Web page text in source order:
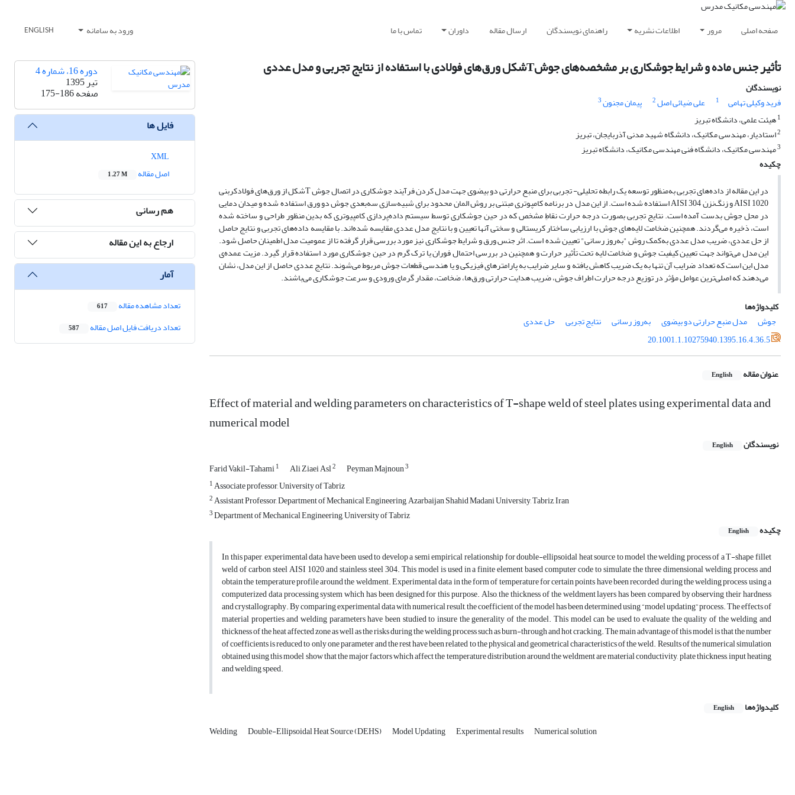
صفحه اصلی مرور اطلاعات نشریه راهنمای نویسندگان ارسال مقاله داوران تماس با ما ورود به سامانه ENGLISH
تأثیر جنس ماده و شرایط جوشکاری بر مشخصه‌های جوشTشکل ورق‌های فولادی با استفاده از نتایج تجربی و مدل عددی
نویسندگان
فرید وکیلی تهامی
1 علی ضیائی اصل2 پیمان مجنون3
1هیئت علمی، دانشگاه تبریز
2استادیار، مهندسی مکانیک، دانشگاه شهید مدنی آذربایجان، تبریز
3مهندسی مکانیک، دانشگاه فنی مهندسی مکانیک، دانشگاه تبریز
چکیده
در این مقاله از داده‌های تجربی به‌منظور توسعه یک رابطه تحلیلی- تجربی برای منبع حرارتی دو بیضوی جهت مدل کردن فرآیند جوشکاری در اتصال جوش Tشکل از ورق‌های فولاد‌کربنی
AISI 1020 و زنگ‌نزن AISI 304 استفاده شده است. از این مدل در برنامه کامپوتری مبتنی بر روش المان محدود برای شبیه‌سازی سه‌بعدی جوش دو ورق استفاده شده و میدان دمایی
در محل جوش بدست آمده است. نتایج تجربی بصورت درجه حرارت نقاطِ مشخص که در حین جوشکاری توسط سیستم داده‌پردازی کامپیوتری که بدین منظور طراحی و ساخته شده
است، ذخیره می‌گردند. همچنین ضخامت لایه‌های جوش با ارزیابی ساختار کریستالی و سختی آنها تعیین و با نتایج مدل عددی مقایسه شده‌اند. با مقایسه داده‌های تجربی و نتایج حاصل
از حل عددی، ضریب مدل عددی به‌کمک روش "به‌روز رسانی" تعیین شده است. اثر جنس ورق و شرایط جوشکاری نیز مورد بررسی قرار گرفته تا از عمومیت مدل اطمینان حاصل شود.
این مدل می‌تواند جهت تعیین کیفیت جوش و ضخامت لایه تحت تأثیر حرارت و همچنین در بررسی احتمال فوران یا ترک گرم در حین جوشکاری مورد استفاده قرار گیرد. مزیت عمده‌ی
مدل این است که تعداد ضرایب آن تنها به یک ضریب کاهش یافته و سایر ضرایب به پارامترهای فیزیکی و یا هندسی قطعات جوش مربوط می‌شوند. نتایج عددی حاصل از این مدل، نشان
می‌دهند که اصلی‌ترین عوامل مؤثر در توزیع درجه حرارت اطراف جوش، ضریب هدایت حرارتی ورق‌ها، ضخامت، مقدار گرمای ورودی و سرعت جوشکاری می‌باشند.
کلیدواژه‌ها
جوش
مدل منبع حرارتی دو بیضوی به‌روز رسانی نتایج تجربی
حل عددی
20.1001.1.10275940.1395.16.4.36.5
عنوان مقاله English
Effect of material and welding parameters on characteristics of T-shape weld of steel plates using experimental data and
numerical model
نویسندگان English
Farid Vakil-Tahami1 Ali Ziaei Asl2 Peyman Majnoun3
1Associate professor, University of Tabriz
2Assistant Professor, Department of Mechanical Engineering, Azarbaijan Shahid Madani University, Tabriz, Iran
3Department of Mechanical Engineering, University of Tabriz
چکیده
English
In this paper, experimental data have been used to develop a semi empirical relationship for double-ellipsoidal heat source to model the welding process of a T-shape fillet
weld of carbon steel AISI 1020 and stainless steel 304. This model is used in a finite element based computer code to simulate the three dimensional welding process and
obtain the temperature profile around the weldment. Experimental data in the form of temperature for certain points have been recorded during the welding process using a
computerized data processing system which has been designed for this purpose. Also, the thickness of the weldment layers has been compared by observing their hardness
and crystallography. By comparing experimental data with numerical result, the coefficient of the model has been determined using “model updating” process. The effects of
material properties and welding parameters have been studied to insure the generality of the model. This model can be used to evaluate the quality of the welding and
thickness of the heat affected zone as well as the risks during the welding process such as burn-through and hot cracking. The main advantage of this model is that the number
of coefficients is reduced to only one parameter and the rest have been related to the physical and geometrical characteristics of the weld. Results of the numerical simulation
obtained using this model show that the major factors which affect the temperature distribution around the weldment are material conductivity, plate thickness, input heating
and welding speed.
کلیدواژه‌ها English
Welding Double-Ellipsoidal Heat Source (DEHS) Model Updating Experimental results Numerical solution
دوره 16، شماره 4
تیر 1395
صفحه175-186
فایل ها
اصل مقاله
1.27 M
هم رسانی
ارجاع به این مقاله
آمار
تعداد مشاهده مقاله 617
تعداد دریافت فایل اصل مقاله 587